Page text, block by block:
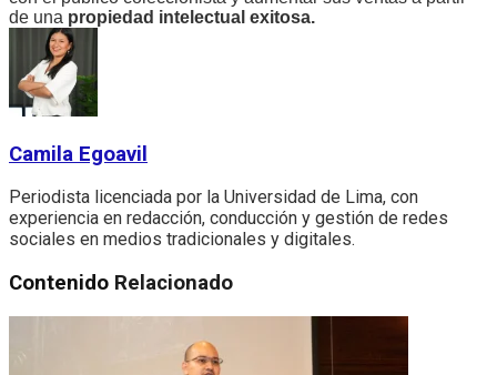
de una propiedad intelectual exitosa.
Camila Egoavil
Periodista licenciada por la Universidad de Lima, con
experiencia en redacción, conducción y gestión de redes
sociales en medios tradicionales y digitales.
Contenido Relacionado